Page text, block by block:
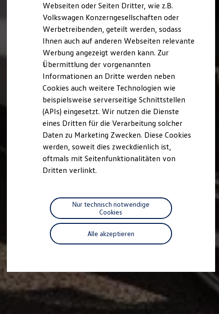
Volkswagen Kollektion
R-Kollektion
GTI Kollektion
Fußball Drop
we drive football
#wedriveproud
Besitzer und Service
myVolkswagen
Software Updates
Service und Ersatzteile
Inspektion und HU/AU
Reparaturen und Checks
Motorenöl und Flüssigkeiten
Räder und Reifen
Pannen- und Unfallhilfe
Economy Service
Volkswagen Teile
Zubehör
Modellspezifisches Zubehör
Individualisieren
Wallbox und Ladekabel
Digitale Extras
Dienste für Ihr Modell finden
Volkswagen Apps, Login und Shop
Handy und Fahrzeug verbinden
Vorgängermodelle
Kundeninformationen
Volkswagen Kundenbetreuung
Warn- und Kontrollleuchten
Assistenzsysteme
Webseiten oder Seiten Dritter, wie z.B.
Volkswagen Konzerngesellschaften oder
Werbetreibenden, geteilt werden, sodass
Ihnen auch auf anderen Webseiten relevante
Werbung angezeigt werden kann. Zur
Übermittlung der vorgenannten
Informationen an Dritte werden neben
Cookies auch weitere Technologien wie
beispielsweise serverseitige Schnittstellen
(APIs) eingesetzt. Wir nutzen die Dienste
eines Dritten für die Verarbeitung solcher
Daten zu Marketing Zwecken. Diese Cookies
werden, soweit dies zweckdienlich ist,
oftmals mit Seitenfunktionalitäten von
Dritten verlinkt.
Alle akzeptieren
Nur technisch notwendige
Cookies